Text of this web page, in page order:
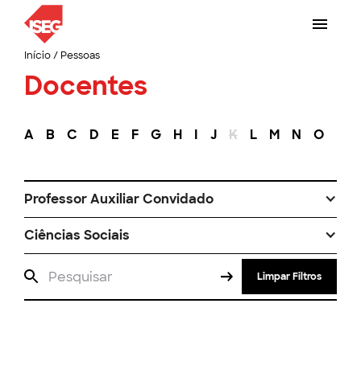
Início/ Pessoas
Docentes
A B C D E F G H I J K L M N O
Professor Auxiliar Convidado
Ciências Sociais
Limpar Filtros